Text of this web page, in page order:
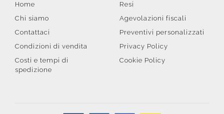
Home
Chi siamo
Contattaci
Condizioni di vendita
Costi e tempi di
spedizione
Resi
Agevolazioni fiscali
Preventivi personalizzati
Privacy Policy
Cookie Policy